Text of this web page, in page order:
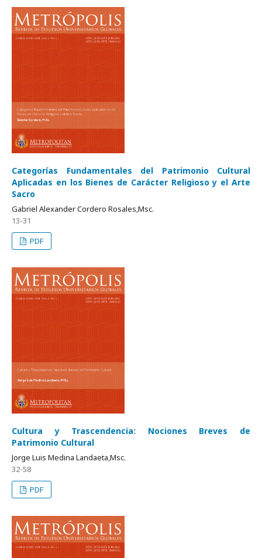
Categorías Fundamentales del Patrimonio Cultural
Aplicadas en los Bienes de Carácter Religioso y el Arte
Sacro
Gabriel Alexander Cordero Rosales,Msc.
13-31
PDF
Cultura y Trascendencia: Nociones Breves de
Patrimonio Cultural
Jorge Luis Medina Landaeta,Msc.
32-58
PDF